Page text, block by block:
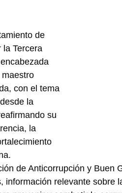
de
la Tercera
con el tema
la
su
la
de Anticorrupción y Buen
información relevante sobre